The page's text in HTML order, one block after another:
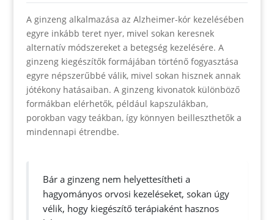
A ginzeng alkalmazása az Alzheimer-kór kezelésében
egyre inkább teret nyer, mivel sokan keresnek
alternatív módszereket a betegség kezelésére. A
ginzeng kiegészítők formájában történő fogyasztása
egyre népszerűbbé válik, mivel sokan hisznek annak
jótékony hatásaiban. A ginzeng kivonatok különböző
formákban elérhetők, például kapszulákban,
porokban vagy teákban, így könnyen beilleszthetők a
mindennapi étrendbe.
Bár a ginzeng nem helyettesítheti a
hagyományos orvosi kezeléseket, sokan úgy
vélik, hogy kiegészítő terápiaként hasznos